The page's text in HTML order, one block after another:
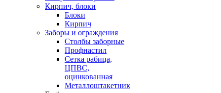
Кирпич, блоки
Блоки
Кирпич
Заборы и ограждения
Столбы заборные
Профнастил
Сетка рабица,
ЦПВС,
оцинкованная
Металлоштакетник